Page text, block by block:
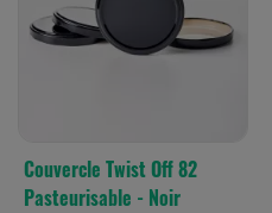
Couvercle Twist Off 82
Pasteurisable - Noir